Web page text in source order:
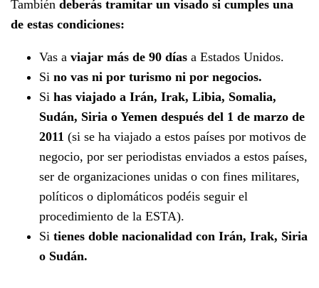
También deberás tramitar un visado si cumples una
de estas condiciones:
Vas a viajar más de 90 días a Estados Unidos.
Si no vas ni por turismo ni por negocios.
Si has viajado a Irán, Irak, Libia, Somalia,
Sudán, Siria o Yemen después del 1 de marzo de
2011 (si se ha viajado a estos países por motivos de
negocio, por ser periodistas enviados a estos países,
ser de organizaciones unidas o con fines militares,
políticos o diplomáticos podéis seguir el
procedimiento de la ESTA).
Si tienes doble nacionalidad con Irán, Irak, Siria
o Sudán.